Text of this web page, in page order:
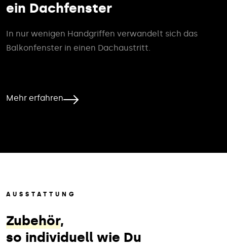
ein Dachfenster
In nur wenigen Handgriffen verwandelt sich das
Balkonfenster in einen Dachaustritt.
Mehr erfahren
AUSSTATTUNG
Zubehör,
so individuell wie Du